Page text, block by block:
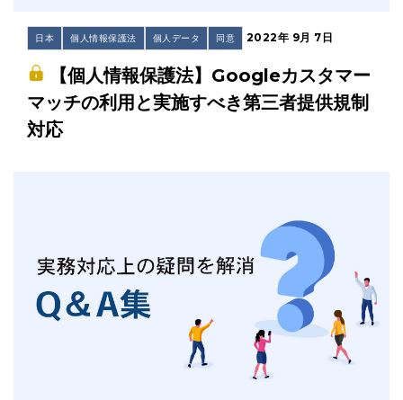
日本 個人情報保護法 個人データ 同意 2022年 9月 7日
【個人情報保護法】Googleカスタマー
マッチの利用と実施すべき第三者提供規制
対応